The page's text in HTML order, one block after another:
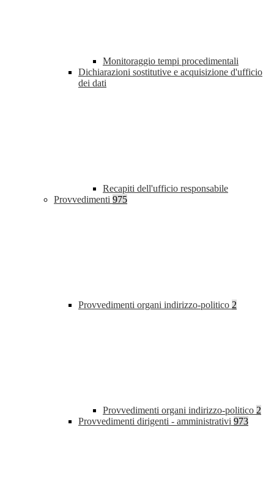
Monitoraggio tempi procedimentali
Dichiarazioni sostitutive e acquisizione d'ufficio
dei dati
Recapiti dell'ufficio responsabile
Provvedimenti 975
Provvedimenti organi indirizzo-politico 2
Provvedimenti organi indirizzo-politico 2
Provvedimenti dirigenti - amministrativi 973